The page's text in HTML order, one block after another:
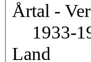
Årtal -
1933-
Land